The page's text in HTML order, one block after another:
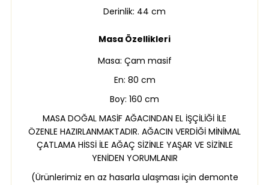
Derinlik: 44 cm
Masa Özellikleri
Masa: Çam masif
En: 80 cm
Boy: 160 cm
MASA DOĞAL MASİF AĞACINDAN EL İŞÇİLİĞİ İLE
ÖZENLE HAZIRLANMAKTADIR. AĞACIN VERDİĞİ MİNİMAL
ÇATLAMA HİSSİ İLE AĞAÇ SİZİNLE YAŞAR VE SİZİNLE
YENİDEN YORUMLANIR
(Ürünlerimiz en az hasarla ulaşması için demonte